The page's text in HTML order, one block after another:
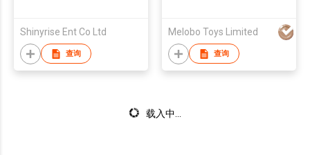
Shinyrise Ent Co Ltd
查询
Melobo Toys Limited
查询
载入中...